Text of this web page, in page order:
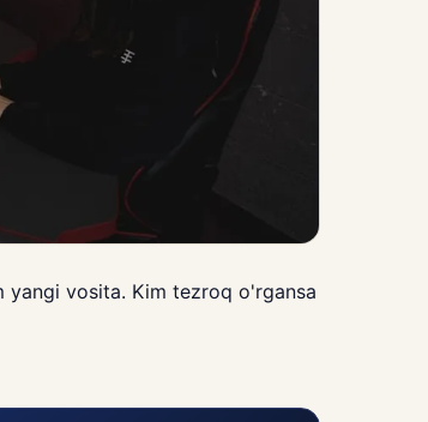
yangi vosita. Kim tezroq o'rgansa